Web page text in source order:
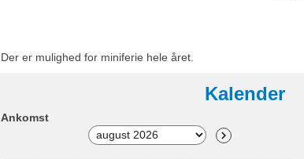
Der er mulighed for miniferie hele året.
Kalender
Ankomst